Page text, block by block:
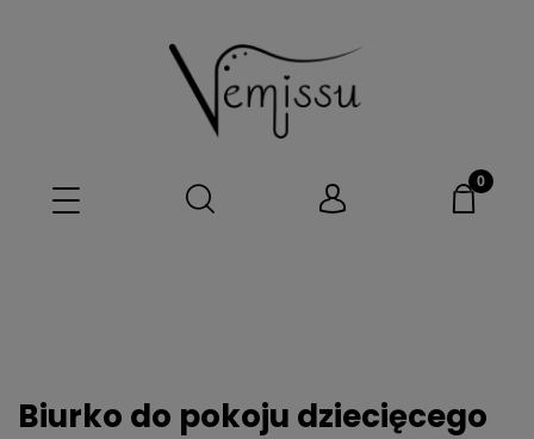
Biurko do pokoju dziecięcego